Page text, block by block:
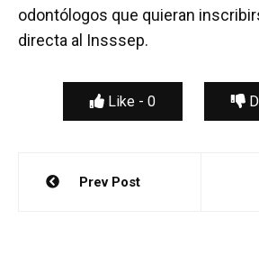
odontólogos que quieran
directa al Insssep.
Like - 0
Navegación
Prev Post